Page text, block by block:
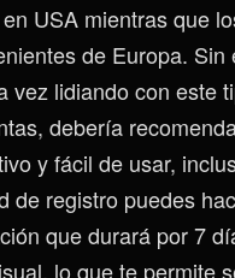
USA mientras que
de Europa. Sin
vez lidiando con este
debería
y fácil de usar,
de registro puedes
que durará por 7
lo que te permite